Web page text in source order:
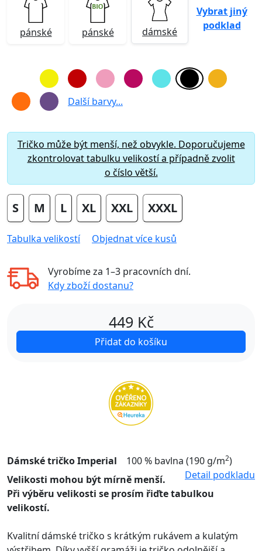
pánské pánské dámské
Vybrat jiný
podklad
Další barvy...
Tričko může být menší, než obvykle. Doporučujeme
zkontrolovat tabulku velikostí a případně zvolit
o číslo větší.
S M L XL XXL XXXL
Tabulka velikostí Objednat více kusů
Vyrobíme za 1–3 pracovních dní.
Kdy zboží dostanu?
449 Kč
Přidat do košíku
Dámské tričko Imperial 100 % bavlna (190 g/m2)
Detail podkladu
Velikosti mohou být mírně menší.
Při výběru velikosti se prosím řiďte tabulkou
velikostí.
Kvalitní dámské tričko s krátkým rukávem a kulatým